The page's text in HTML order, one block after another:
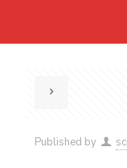
Published by